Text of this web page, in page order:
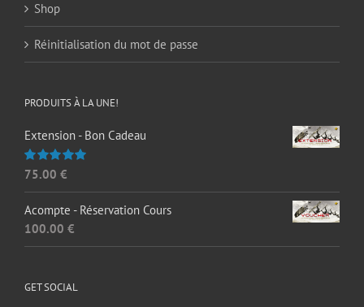
Shop
Réinitialisation du mot de passe
PRODUITS À LA UNE!
Extension - Bon Cadeau
Note5.00
75.00 €
Acompte - Réservation Cours
100.00 €
GET SOCIAL